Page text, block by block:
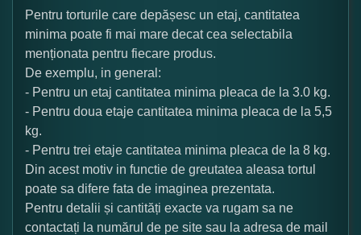
Pentru torturile care depășesc un etaj, cantitatea
minima poate fi mai mare decat cea selectabila
menționata pentru fiecare produs.
De exemplu, in general:
- Pentru un etaj cantitatea minima pleaca de la 3.0 kg.
- Pentru doua etaje cantitatea minima pleaca de la 5,5
kg.
- Pentru trei etaje cantitatea minima pleaca de la 8 kg.
Din acest motiv in functie de greutatea aleasa tortul
poate sa difere fata de imaginea prezentata.
Pentru detalii și cantități exacte va rugam sa ne
contactați la numărul de pe site sau la adresa de mail